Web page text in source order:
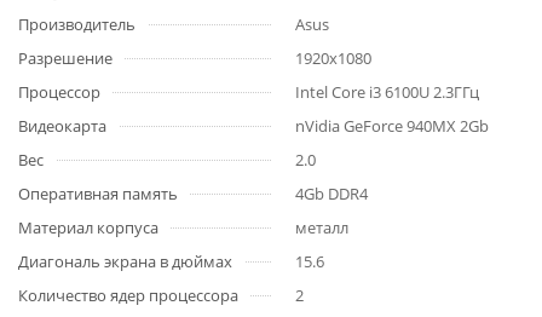
Производитель
Asus
Разрешение
1920x1080
Процессор
Intel Core i3 6100U 2.3ГГц
Видеокарта
nVidia GeForce 940MX 2Gb
Вес
2.0
Оперативная память
4Gb DDR4
Материал корпуса
металл
Диагональ экрана в дюймах
15.6
Количество ядер процессора
2